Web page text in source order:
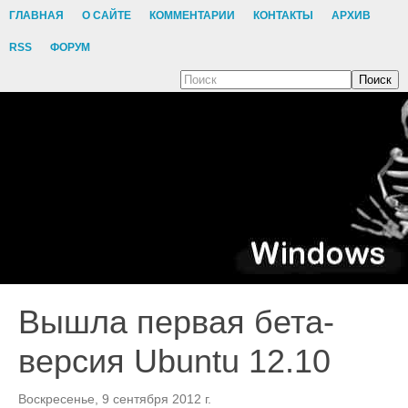
ГЛАВНАЯ О САЙТЕ КОММЕНТАРИИ КОНТАКТЫ АРХИВ
RSS ФОРУМ
Поиск
Вышла первая бета-
версия Ubuntu 12.10
Воскресенье, 9 сентября 2012 г.